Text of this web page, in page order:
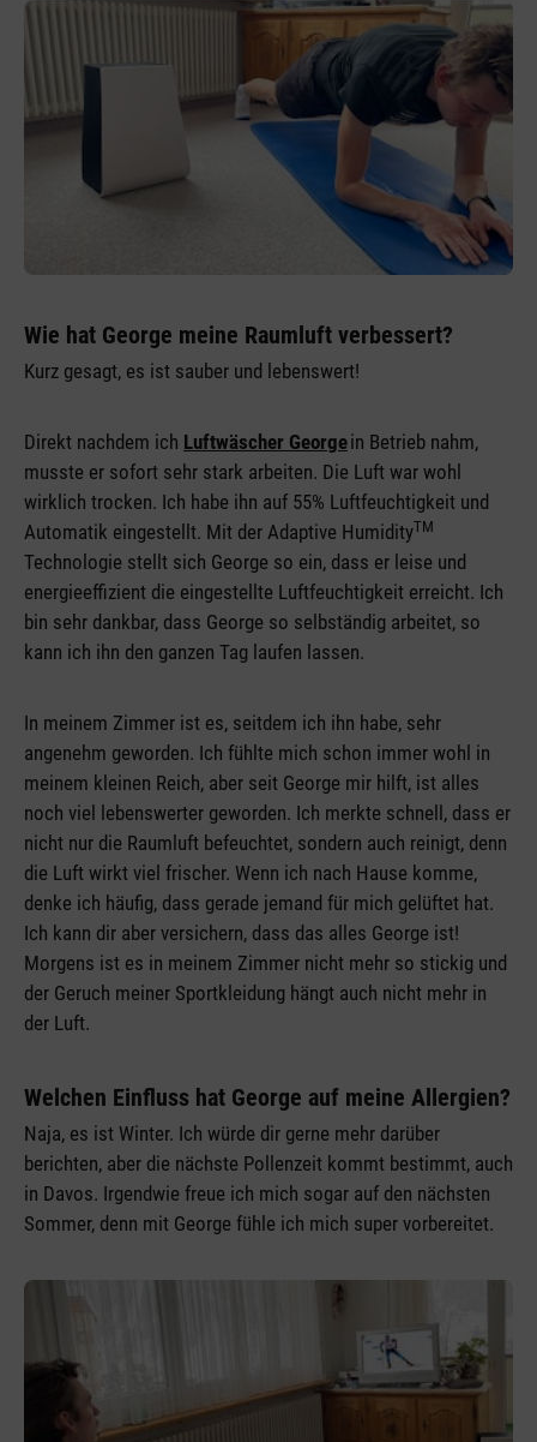
Wie hat George meine Raumluft verbessert?
Kurz gesagt, es ist sauber und lebenswert!
Direkt nachdem ich Luftwäscher Georgein Betrieb nahm,
musste er sofort sehr stark arbeiten. Die Luft war wohl
wirklich trocken. Ich habe ihn auf 55% Luftfeuchtigkeit und
Automatik eingestellt. Mit der Adaptive HumidityTM
Technologie stellt sich George so ein, dass er leise und
energieeffizient die eingestellte Luftfeuchtigkeit erreicht. Ich
bin sehr dankbar, dass George so selbständig arbeitet, so
kann ich ihn den ganzen Tag laufen lassen.
In meinem Zimmer ist es, seitdem ich ihn habe, sehr
angenehm geworden. Ich fühlte mich schon immer wohl in
meinem kleinen Reich, aber seit George mir hilft, ist alles
noch viel lebenswerter geworden. Ich merkte schnell, dass er
nicht nur die Raumluft befeuchtet, sondern auch reinigt, denn
die Luft wirkt viel frischer. Wenn ich nach Hause komme,
denke ich häufig, dass gerade jemand für mich gelüftet hat.
Ich kann dir aber versichern, dass das alles George ist!
Morgens ist es in meinem Zimmer nicht mehr so stickig und
der Geruch meiner Sportkleidung hängt auch nicht mehr in
der Luft.
Welchen Einfluss hat George auf meine Allergien?
Naja, es ist Winter. Ich würde dir gerne mehr darüber
berichten, aber die nächste Pollenzeit kommt bestimmt, auch
in Davos. Irgendwie freue ich mich sogar auf den nächsten
Sommer, denn mit George fühle ich mich super vorbereitet.